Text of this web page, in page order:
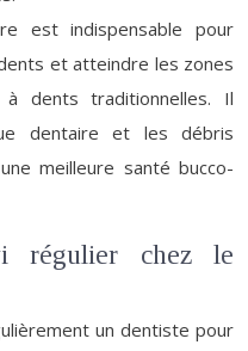
est indispensable pour
et atteindre les zones
à dents traditionnelles. Il
dentaire et les débris
meilleure santé bucco-
régulier chez le
un dentiste pour